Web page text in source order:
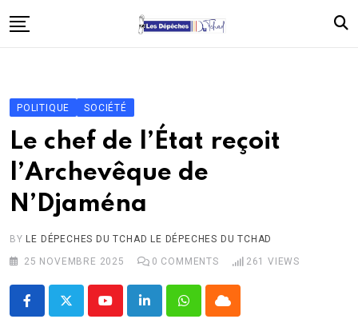
to
Économie
Santé
Éducation
Société
Afrique
International
À propos
POLITIQUE SOCIÉTÉ
Le chef de l’État reçoit
l’Archevêque de
N’Djaména
BY LE DÉPECHES DU TCHAD LE DÉPECHES DU TCHAD
25 NOVEMBRE 2025
0 COMMENTS 261 VIEWS
YoutubeLinkedInWhatsappCloud